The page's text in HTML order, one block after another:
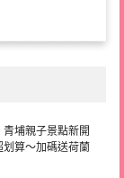
埔親子景點新開
算～加碼送荷蘭